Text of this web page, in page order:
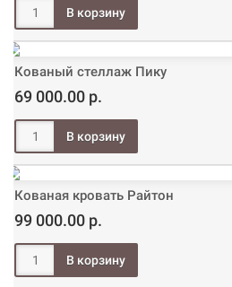
Кованый стеллаж Пику
69 000.00 р.
Кованая кровать Райтон
99 000.00 р.